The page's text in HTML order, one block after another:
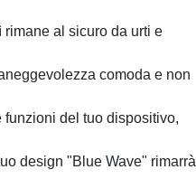
rimane al sicuro da urti e
comoda e non
funzioni del tuo dispositivo,
design "Blue Wave" rimarrà